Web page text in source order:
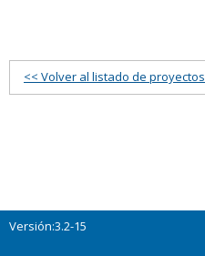
<< Volver al listado de proyectos
Versión:3.2-15